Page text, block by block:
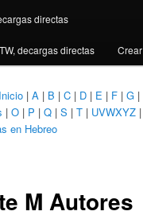
directas
decargas directas Crear
Inicio |A | B |C | D | E | F |G |
|O | P |Q |S |T | UVWXYZ |
en Hebreo
M Autores